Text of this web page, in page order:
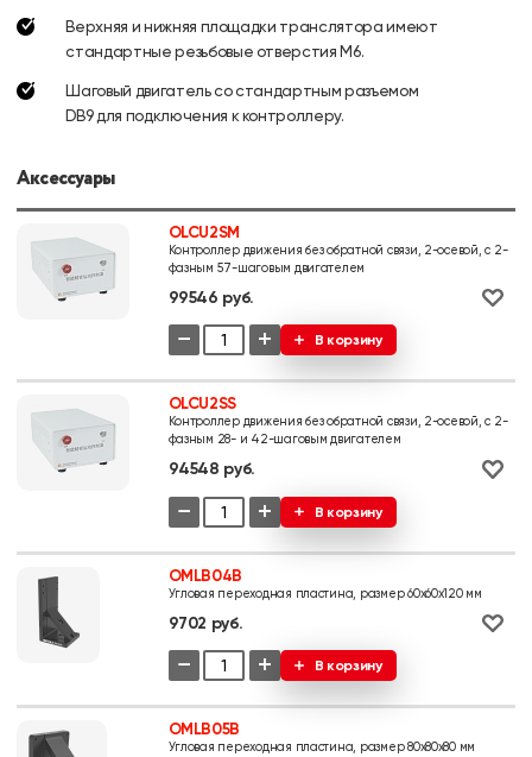
Верхняя и нижняя площадки транслятора имеют
стандартные резьбовые отверстия М6.
Шаговый двигатель со стандартным разъемом
DB9 для подключения к контроллеру.
Аксессуары
OLCU2SM
Контроллер движения без обратной связи, 2-осевой, с 2-
фазным 57-шаговым двигателем
99546 руб.
− + В корзину
OLCU2SS
Контроллер движения без обратной связи, 2-осевой, с 2-
фазным 28- и 42-шаговым двигателем
94548 руб.
− + В корзину
OMLB04B
Угловая переходная пластина, размер 60х60х120 мм
9702 руб.
− + В корзину
OMLB05B
Угловая переходная пластина, размер 80x80x80 мм